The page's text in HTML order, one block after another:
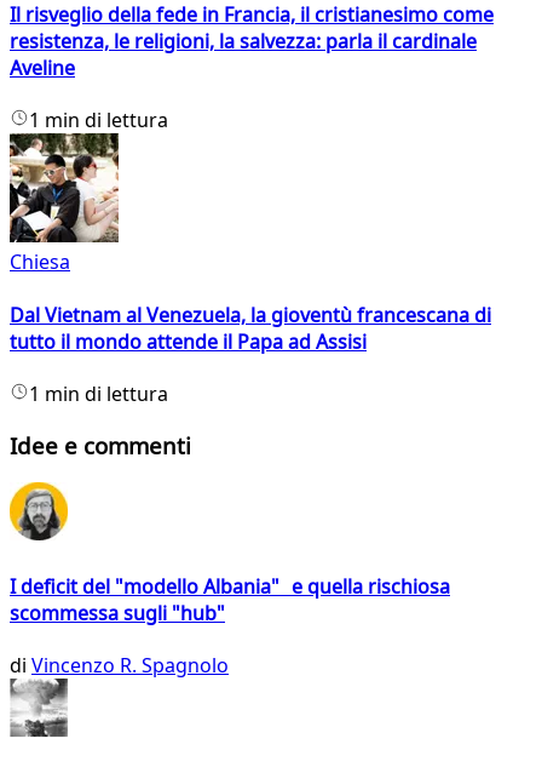
Il risveglio della fede in Francia, il cristianesimo come
resistenza, le religioni, la salvezza: parla il cardinale
Aveline
1 min di lettura
Chiesa
Dal Vietnam al Venezuela, la gioventù francescana di
tutto il mondo attende il Papa ad Assisi
1 min di lettura
Idee e commenti
I deficit del "modello Albania" e quella rischiosa
scommessa sugli "hub"
di Vincenzo R. Spagnolo